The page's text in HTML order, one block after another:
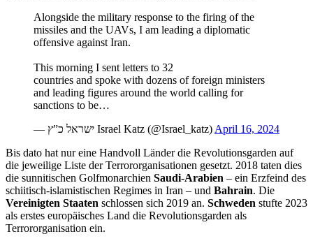
Alongside the military response to the firing of the
missiles and the UAVs, I am leading a diplomatic
offensive against Iran.
This morning I sent letters to 32
countries and spoke with dozens of foreign ministers
and leading figures around the world calling for
sanctions to be…
— ישראל כ”ץ Israel Katz (@Israel_katz) April 16, 2024
Bis dato hat nur eine Handvoll Länder die Revolutionsgarden auf
die jeweilige Liste der Terrororganisationen gesetzt. 2018 taten dies
die sunnitischen Golfmonarchien Saudi-Arabien – ein Erzfeind des
schiitisch-islamistischen Regimes in Iran – und Bahrain. Die
Vereinigten Staaten schlossen sich 2019 an. Schweden stufte 2023
als erstes europäisches Land die Revolutionsgarden als
Terrororganisation ein.